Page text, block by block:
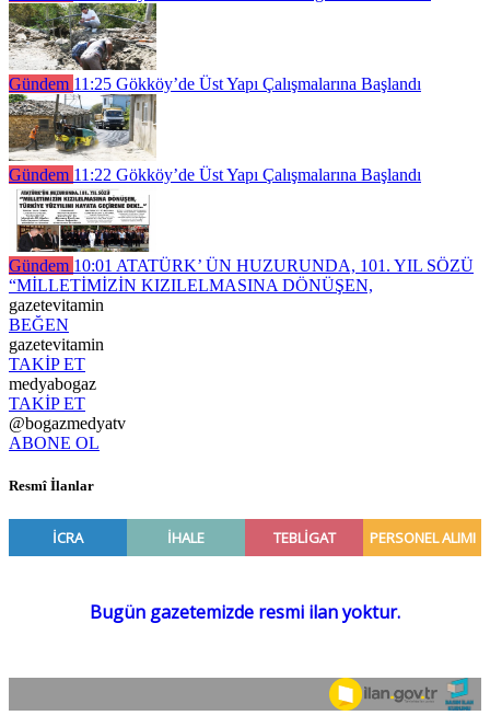
Gündem 11:25 Gökköy’de Üst Yapı Çalışmalarına Başlandı
Gündem 11:22 Gökköy’de Üst Yapı Çalışmalarına Başlandı
Gündem 10:01 ATATÜRK’ ÜN HUZURUNDA, 101. YIL SÖZÜ
“MİLLETİMİZİN KIZILELMASINA DÖNÜŞEN,
gazetevitamin
BEĞEN
gazetevitamin
TAKİP ET
medyabogaz
TAKİP ET
@bogazmedyatv
ABONE OL
Resmî İlanlar